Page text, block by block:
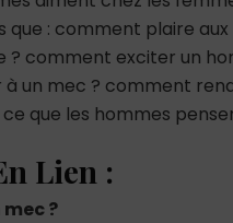
que : comment plaire
comment exciter un
un mec ? comment
ce que les hommes
Lien :
?